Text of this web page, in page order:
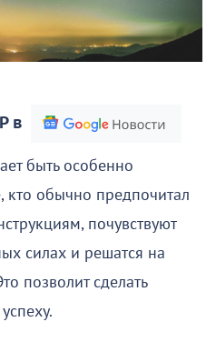
в
быть особенно
кто обычно предпочитал
почувствуют
силах и решатся на
позволит сделать